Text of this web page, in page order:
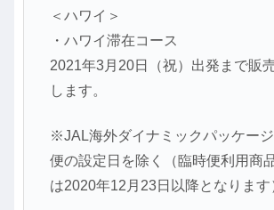
＜ハワイ＞
・ハワイ滞在コース
2021年3月20日（祝）出発まで販
します。
※JAL海外ダイナミックパッケー
便の設定日を除く（臨時便利用商
は2020年12月23日以降となります